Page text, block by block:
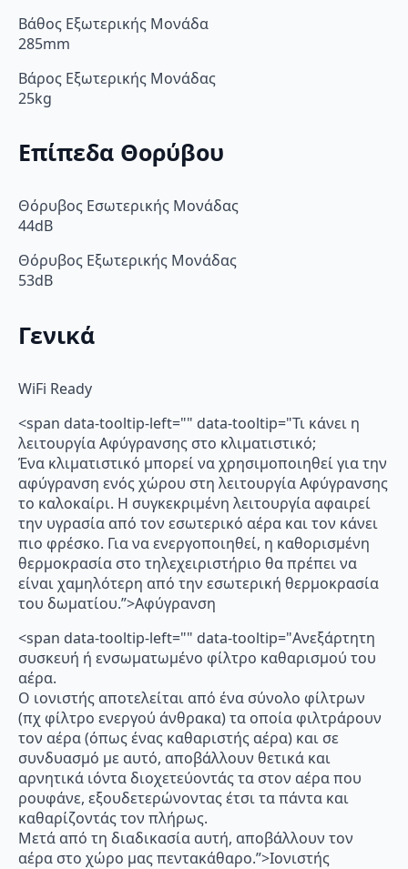
Βάθος Εξωτερικής Μονάδα
285mm
Βάρος Εξωτερικής Μονάδας
25kg
Επίπεδα Θορύβου
Θόρυβος Εσωτερικής Μονάδας
44dB
Θόρυβος Εξωτερικής Μονάδας
53dB
Γενικά
WiFi Ready
<span data-tooltip-left="" data-tooltip="Τι κάνει η
λειτουργία Αφύγρανσης στο κλιματιστικό;
Ένα κλιματιστικό μπορεί να χρησιμοποιηθεί για την
αφύγρανση ενός χώρου στη λειτουργία Αφύγρανσης
το καλοκαίρι. Η συγκεκριμένη λειτουργία αφαιρεί
την υγρασία από τον εσωτερικό αέρα και τον κάνει
πιο φρέσκο. Για να ενεργοποιηθεί, η καθορισμένη
θερμοκρασία στο τηλεχειριστήριο θα πρέπει να
είναι χαμηλότερη από την εσωτερική θερμοκρασία
του δωματίου.”>Αφύγρανση
<span data-tooltip-left="" data-tooltip="Ανεξάρτητη
συσκευή ή ενσωματωμένο φίλτρο καθαρισμού του
αέρα.
Ο ιονιστής αποτελείται από ένα σύνολο φίλτρων
(πχ φίλτρο ενεργού άνθρακα) τα οποία φιλτράρουν
τον αέρα (όπως ένας καθαριστής αέρα) και σε
συνδυασμό με αυτό, αποβάλλουν θετικά και
αρνητικά ιόντα διοχετεύοντάς τα στον αέρα που
ρουφάνε, εξουδετερώνοντας έτσι τα πάντα και
καθαρίζοντάς τον πλήρως.
Μετά από τη διαδικασία αυτή, αποβάλλουν τον
αέρα στο χώρο μας πεντακάθαρο.”>Ιονιστής